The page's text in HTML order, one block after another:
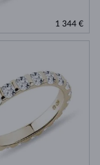
1 344 €